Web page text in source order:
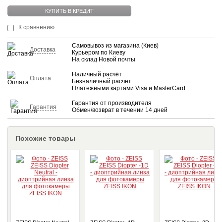
КУПИТЬ
КУПИТЬ В КРЕДИТ
К сравнению
Доставка
Самовывоз из магазина (Киев)
Курьером по Киеву
На склад Новой почты
Оплата
Наличный расчёт
Безналичный расчёт
Платежными картами Visa и MasterCard
Гарантия
Гарантия от производителя
Обмен/возврат в течении 14 дней
Похожие товары